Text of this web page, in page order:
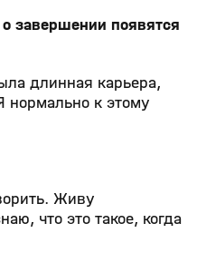
завершении появятся
длинная карьера,
нормально к этому
Живу
что это такое, когда